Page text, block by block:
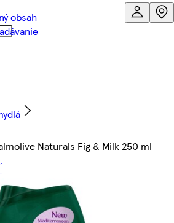
obsah
Naturals Fig & Milk 250 ml